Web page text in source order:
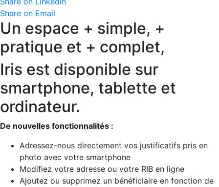
Share on Email
Un espace + simple, +
pratique et + complet,
Iris est disponible sur
smartphone, tablette et
ordinateur.
De nouvelles fonctionnalités :
Adressez-nous directement vos justificatifs pris en
photo avec votre smartphone
Modifiez votre adresse ou votre RIB en ligne
Ajoutez ou supprimez un bénéficiaire en fonction de